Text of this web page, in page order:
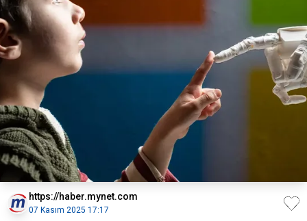
https://haber.mynet.com
07 Kasım 2025 17:17